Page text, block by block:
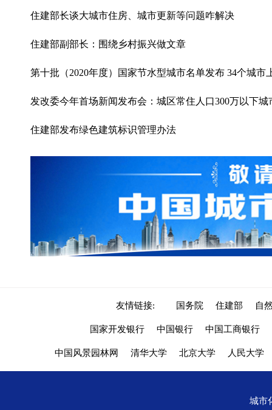
住建部长谈大城市住房、城市更新等问题咋解决
住建部副部长：围绕乡村振兴做文章
第十批（2020年度）国家节水型城市名单发布 34个城市
发改委今年首场新闻发布会：城区常住人口300万以下
住建部发布绿色建筑标识管理办法
友情链接: 国务院 住建部 自
国家开发银行 中国银行 中国工商银行
中国风景园林网 清华大学 北京大学 人民大学
城市